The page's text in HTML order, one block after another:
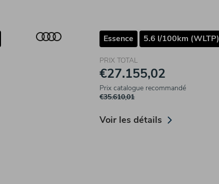
Essence 5.6 l/100km (WLTP)
PRIX TOTAL
€27.155,02
Prix catalogue recommandé
€35.610,01
Voir les détails